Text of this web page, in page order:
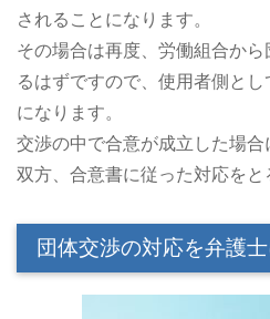
されることになります。
その場合は再度、労働組合か
るはずですので、使用者側と
になります。
交渉の中で合意が成立した場合
双方、合意書に従った対応をと
団体交渉の対応を弁護